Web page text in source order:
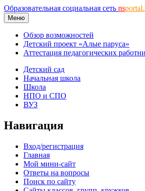
Образовательная социальная сеть ns
Меню
Обзор возможностей
Детский проект «Алые паруса»
Аттестация педагогических
Детский сад
Начальная школа
Школа
НПО и СПО
ВУЗ
Навигация
Вход/регистрация
Главная
Мой мини-сайт
Ответы на вопросы
Поиск по сайту